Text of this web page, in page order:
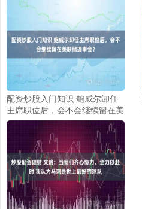
配资炒股入门知识 鲍威尔卸任
主席职位后，会不会继续留在美
联储理事会？